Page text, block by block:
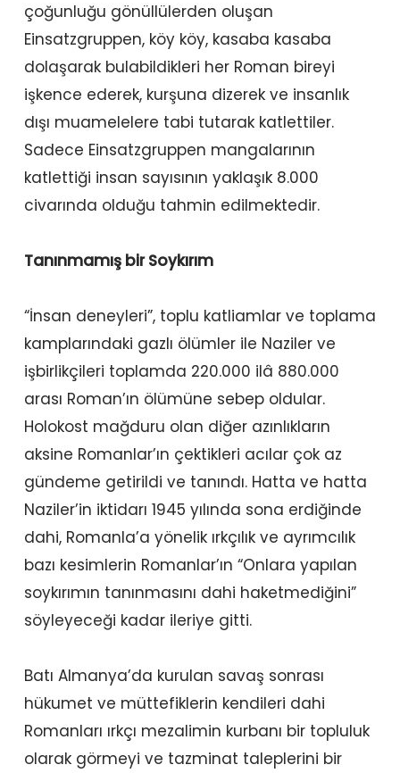
çoğunluğu gönüllülerden oluşan
Einsatzgruppen, köy köy, kasaba kasaba
dolaşarak bulabildikleri her Roman bireyi
işkence ederek, kurşuna dizerek ve insanlık
dışı muamelelere tabi tutarak katlettiler.
Sadece Einsatzgruppen mangalarının
katlettiği insan sayısının yaklaşık 8.000
civarında olduğu tahmin edilmektedir.
Tanınmamış bir Soykırım
“İnsan deneyleri”, toplu katliamlar ve toplama
kamplarındaki gazlı ölümler ile Naziler ve
işbirlikçileri toplamda 220.000 ilâ 880.000
arası Roman’ın ölümüne sebep oldular.
Holokost mağduru olan diğer azınlıkların
aksine Romanlar’ın çektikleri acılar çok az
gündeme getirildi ve tanındı. Hatta ve hatta
Naziler’in iktidarı 1945 yılında sona erdiğinde
dahi, Romanla’a yönelik ırkçılık ve ayrımcılık
bazı kesimlerin Romanlar’ın “Onlara yapılan
soykırımın tanınmasını dahi haketmediğini”
söyleyeceği kadar ileriye gitti.
Batı Almanya’da kurulan savaş sonrası
hükumet ve müttefiklerin kendileri dahi
Romanları ırkçı mezalimin kurbanı bir topluluk
olarak görmeyi ve tazminat taleplerini bir